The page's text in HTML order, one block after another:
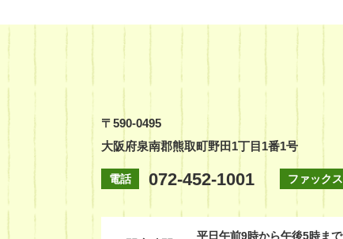
〒590-0495
大阪府泉南郡熊取町野田1丁目1番1号
電話 072-452-1001 ファックス
平日午前9時から午後5時まで